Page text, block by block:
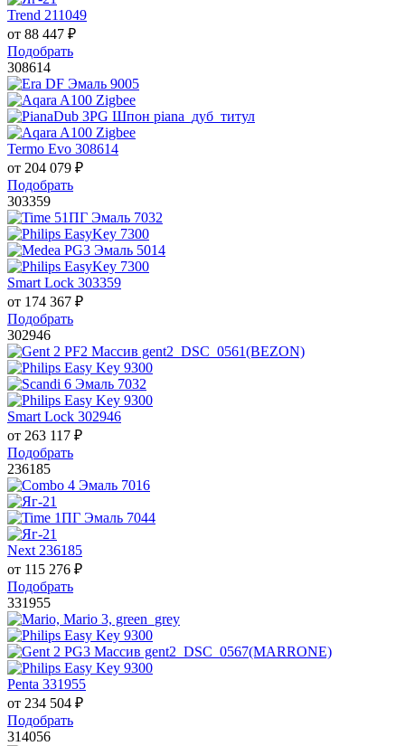
Trend 211049
от 88 447 ₽
Подобрать
308614
Termo Evo 308614
от 204 079 ₽
Подобрать
303359
Smart Lock 303359
от 174 367 ₽
Подобрать
302946
Smart Lock 302946
от 263 117 ₽
Подобрать
236185
Next 236185
от 115 276 ₽
Подобрать
331955
Penta 331955
от 234 504 ₽
Подобрать
314056